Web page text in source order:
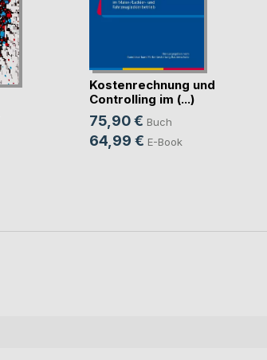
Kostenrechnung und
Controlling im (...)
75,90 € Buch
64,99 € E-Book